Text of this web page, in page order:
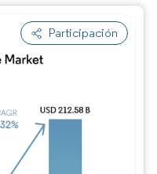
Participación